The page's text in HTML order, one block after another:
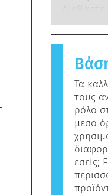
όλες
εκτενώς
συμβεί
ατόμου
Μια
τα
να
είναι
Αυτό
για
διαβάστε
Τα
τους
ρόλο
μέσο
εσείς;